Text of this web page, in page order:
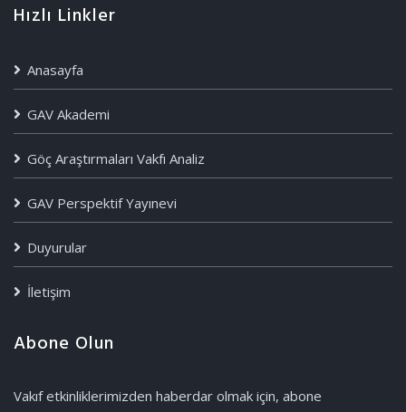
Hızlı Linkler
Anasayfa
GAV Akademi
Göç Araştırmaları Vakfı Analiz
GAV Perspektif Yayınevi
Duyurular
İletişim
Abone Olun
Vakıf etkinliklerimizden haberdar olmak için, abone